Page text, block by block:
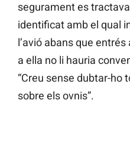
segurament es
identificat amb el qual
l’avió abans que
a ella no li hauria
“Creu sense dubtar-ho
sobre els ovnis”.